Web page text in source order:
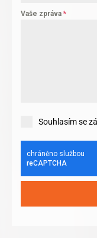
Vaše zpráva *
Souhlasím se